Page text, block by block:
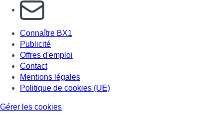
S'abonner à notre newsletter
Connaître BX1
Publicité
Offres d'emploi
Contact
Mentions légales
Politique de cookies (UE)
Gérer les cookies